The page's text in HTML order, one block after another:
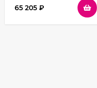
65 205 ₽